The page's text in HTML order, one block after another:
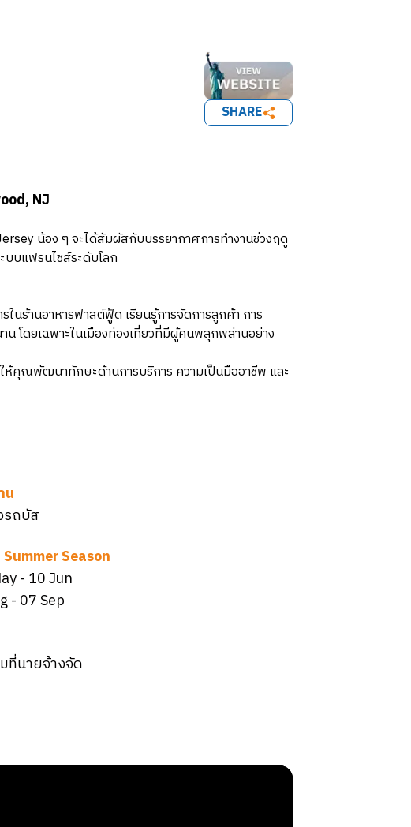
SHARE
NJ
น้อง ๆ จะได้สัมผัสกับบรรยากาศการทำงานช่วงฤดู
บแฟรนไชส์ระดับโลก
ในร้านอาหารฟาสต์ฟู้ด เรียนรู้การจัดการลูกค้า การ
โดยเฉพาะในเมืองท่องเที่ยวที่มีผู้คนพลุกพล่านอย่าง
ห้คุณพัฒนาทักษะด้านการบริการ ความเป็นมืออาชีพ และ
น
รถบัส
Summer Season
- 10 Jun
- 07 Sep
ที่นายจ้างจัด